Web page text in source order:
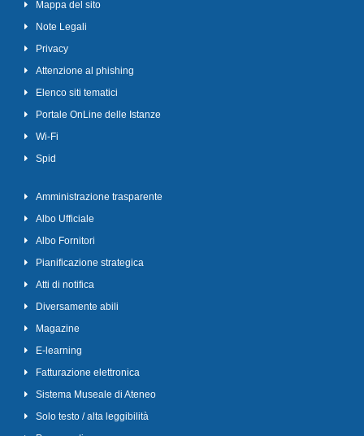
Mappa del sito
Note Legali
Privacy
Attenzione al phishing
Elenco siti tematici
Portale OnLine delle Istanze
Wi-Fi
Spid
Amministrazione trasparente
Albo Ufficiale
Albo Fornitori
Pianificazione strategica
Atti di notifica
Diversamente abili
Magazine
E-learning
Fatturazione elettronica
Sistema Museale di Ateneo
Solo testo / alta leggibilità